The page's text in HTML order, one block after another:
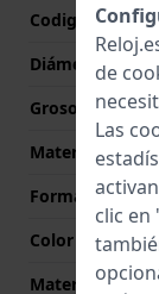
Codigo de caja
Diámetro
Grosor de la
Material
Forma del reloj
Color de la caja
Material de la
de
Las
clic en